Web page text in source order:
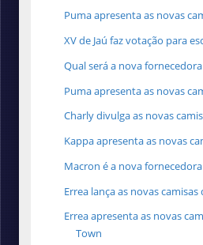
Puma apresenta as novas
XV de Jaú faz votação para
Qual será a nova
Puma apresenta as novas
Charly divulga as novas
Kappa apresenta as novas
Macron é a nova
Errea lança as novas
Errea apresenta as novas
Town